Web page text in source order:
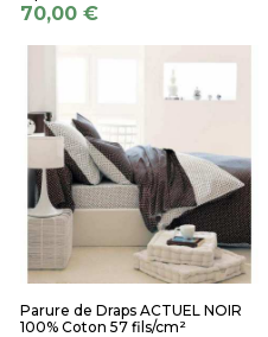
70,00 €
Parure de Draps ACTUEL NOIR
100% Coton 57 fils/cm²